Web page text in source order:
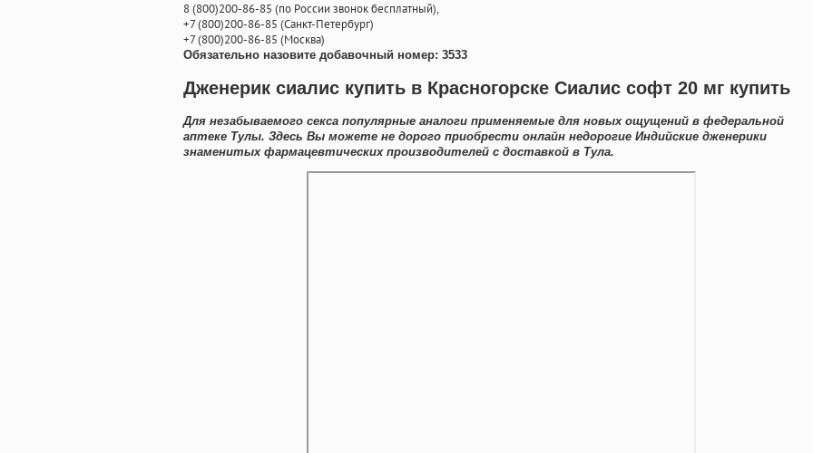
8(800)200-86-85 (по России звонок бесплатный),
+7(800)200-86-85 (Санкт-Петербург)
+7(800)200-86-85 (Москва)
Обязательно назовите добавочный номер: 3533
Дженерик сиалис купить в Красногорске Сиалис софт 20 мг купить
Для незабываемого секса популярные аналоги применяемые для новых ощущений в федеральной
аптеке Тулы. Здесь Вы можете не дорого приобрести онлайн недорогие Индийские дженерики
знаменитых фармацевтических производителей с доставкой в Тула.